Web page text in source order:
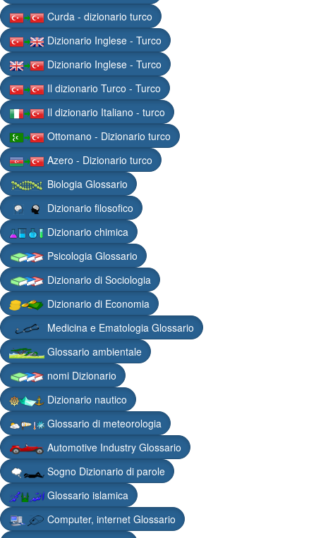
Curda - dizionario turco
Dizionario Inglese - Turco
Dizionario Inglese - Turco
Il dizionario Turco - Turco
Il dizionario Italiano - turco
Ottomano - Dizionario turco
Azero - Dizionario turco
Biologia Glossario
Dizionario filosofico
Dizionario chimica
Psicologia Glossario
Dizionario di Sociologia
Dizionario di Economia
Medicina e Ematologia Glossario
Glossario ambientale
nomi Dizionario
Dizionario nautico
Glossario di meteorologia
Automotive Industry Glossario
Sogno Dizionario di parole
Glossario islamica
Computer, internet Glossario